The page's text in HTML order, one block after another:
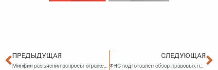
Пред
ПРЕДЫДУЩАЯ
Минфин разъяснил вопросы отражения кода ТН ВЭД ЕАЭС, РНПТ и иных реквизитов прослеживаемости в счетах-фактурах, формируемых при расчетах по договору лизинга
СЛЕДУЮЩАЯ
ФНС подготовлен обзор правовых позиций, отраженных в судебных актах по вопросам госрегистрации юридических лиц и ИП